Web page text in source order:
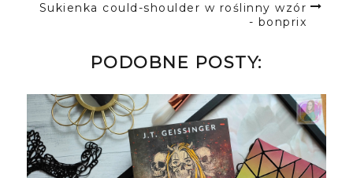
Sukienka could-shoulder w roślinny wzór
- bonprix
PODOBNE POSTY: